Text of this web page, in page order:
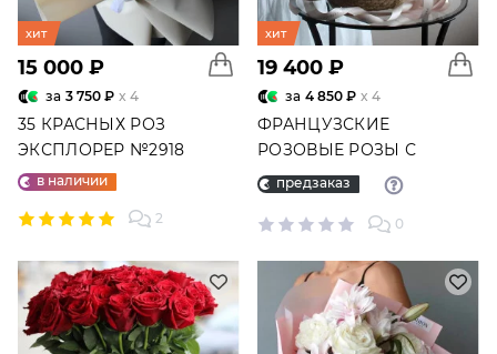
хит
15 000 ₽
за 3 750 ₽ x 4
35 КРАСНЫХ РОЗ
ЭКСПЛОРЕР №2918
в наличии
2
хит
19 400 ₽
за 4 850 ₽ x 4
ФРАНЦУЗСКИЕ
РОЗОВЫЕ РОЗЫ С
ЭВКАЛИПТОМ В
КОРЗИНЕ "НИЦЦА"
№5871
предзаказ
0